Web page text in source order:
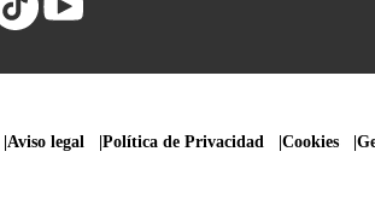
Aviso legal Política de Privacidad Cookies